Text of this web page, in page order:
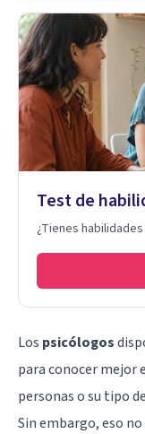
Test de
¿Tienes
Los psicólogos
para conocer mejor
personas o su tipo
Sin embargo, eso